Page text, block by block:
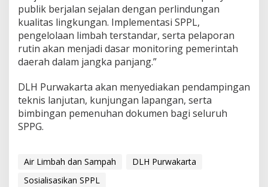
publik berjalan sejalan dengan perlindungan
kualitas lingkungan. Implementasi SPPL,
pengelolaan limbah terstandar, serta pelaporan
rutin akan menjadi dasar monitoring pemerintah
daerah dalam jangka panjang.”
DLH Purwakarta akan menyediakan pendampingan
teknis lanjutan, kunjungan lapangan, serta
bimbingan pemenuhan dokumen bagi seluruh
SPPG.
Air Limbah dan Sampah
DLH Purwakarta
Sosialisasikan SPPL